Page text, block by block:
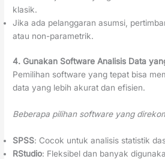
klasik.
Jika ada pelanggaran asumsi,
atau non-parametrik.
4. Gunakan Software Analisis Data
Pemilihan software yang tepat bisa
data yang lebih akurat dan efisien.
Beberapa pilihan software yang
SPSS: Cocok untuk analisis statistik
RStudio: Fleksibel dan banyak